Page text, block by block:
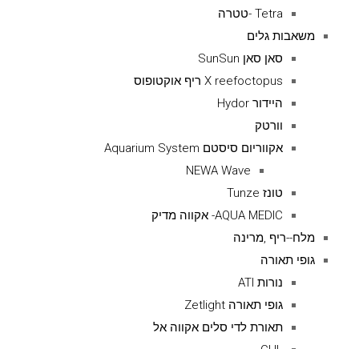
Tetra -טטרה
משאבות גלים
סאן סאן SunSun
X reefoctopus ריף אוקטופוס
היידור Hydor
וורטק
אקווריום סיסטם Aquarium System
NEWA Wave
טונז Tunze
AQUA MEDIC- אקווה מדיק
מלח--ריף ,מרינה
גופי תאורה
נורות ATI
גופי תאורה Zetlight
תאורת לדי סלים אקווה אל